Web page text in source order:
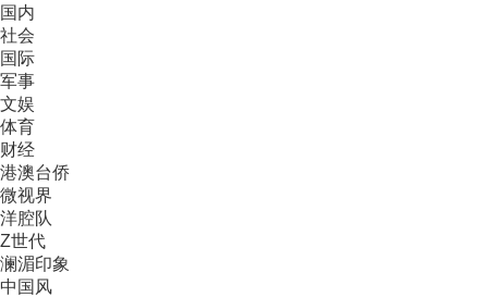
国内
社会
国际
军事
文娱
体育
财经
港澳台侨
微视界
洋腔队
Z世代
澜湄印象
中国风